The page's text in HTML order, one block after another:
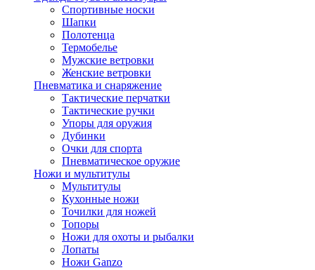
Спортивные носки
Шапки
Полотенца
Термобелье
Мужские ветровки
Женские ветровки
Пневматика и снаряжение
Тактические перчатки
Тактические ручки
Упоры для оружия
Дубинки
Очки для спорта
Пневматическое оружие
Ножи и мультитулы
Мультитулы
Кухонные ножи
Точилки для ножей
Топоры
Ножи для охоты и рыбалки
Лопаты
Ножи Ganzo